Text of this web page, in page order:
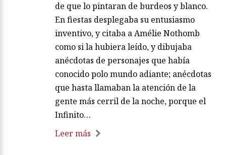
de que lo pintaran de burdeos y blanco.
En fiestas desplegaba su entusiasmo
inventivo, y citaba a Amélie Nothomb
como si la hubiera leído, y dibujaba
anécdotas de personajes que había
conocido polo mundo adiante; anécdotas
que hasta llamaban la atención de la
gente más cerril de la noche, porque el
Infinito…
Leer más